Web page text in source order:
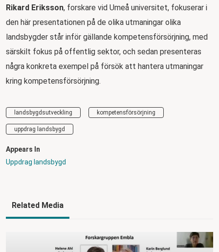
Rikard Eriksson, forskare vid Umeå universitet, fokuserar i
den här presentationen på de olika utmaningar olika
landsbygder står inför gällande kompetensförsörjning, med
särskilt fokus på offentlig sektor, och sedan presenteras
några konkreta exempel på försök att hantera utmaningar
kring kompetensförsörjning.
landsbygdsutveckling kompetensförsörjning
uppdrag landsbygd
Appears In
Uppdrag landsbygd
Related Media